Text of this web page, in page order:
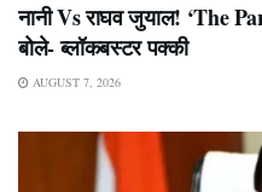
नानी Vs राघव जुयाल! ‘The
बोले- ब्लॉकबस्टर पक्की
AUGUST 7, 2026